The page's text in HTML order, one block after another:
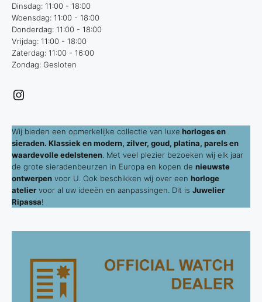
Dinsdag: 11:00 - 18:00
Woensdag: 11:00 - 18:00
Donderdag: 11:00 - 18:00
Vrijdag: 11:00 - 18:00
Zaterdag: 11:00 - 16:00
Zondag: Gesloten
Instagram
Wij bieden een opmerkelijke collectie van luxe horloges en
sieraden. Klassiek en modern, zilver, goud, platina, parels en
waardevolle edelstenen. Met veel plezier bezoeken wij elk jaar
de grote sieradenbeurzen in Europa en kopen de nieuwste
ontwerpen voor U. Ook beschikken wij over een horloge
atelier voor al uw ideeën en aanpassingen. Dit is Juwelier
Ripassa!